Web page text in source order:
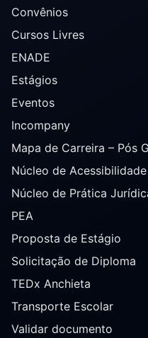
Convênios
Cursos Livres
ENADE
Estágios
Eventos
Incompany
Mapa de Carreira – Pós
Núcleo de
Núcleo de Prática
PEA
Proposta de Estágio
Solicitação de Diploma
TEDx Anchieta
Transporte Escolar
Validar documento